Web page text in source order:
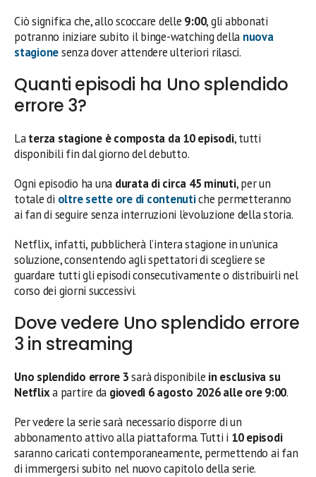
Ciò significa che, allo scoccare delle 9:00, gli abbonati
potranno iniziare subito il binge-watching della nuova
stagionesenza dover attendere ulteriori rilasci.
Quanti episodi ha Uno splendido
errore 3?
Laterza stagione è composta da 10 episodi, tutti
disponibili fin dal giorno del debutto.
Ogni episodio ha una durata di circa 45 minuti, per un
totale di oltre sette ore di contenutiche permetteranno
ai fan di seguire senza interruzioni l’evoluzione della storia.
Netflix, infatti, pubblicherà l’intera stagione in un’unica
soluzione, consentendo agli spettatori di scegliere se
guardare tutti gli episodi consecutivamente o distribuirli nel
corso dei giorni successivi.
Dove vedere Uno splendido errore
3 in streaming
Uno splendido errore 3sarà disponibile in esclusiva su
Netflixa partire da giovedì 6 agosto 2026 alle ore 9:00.
Per vedere la serie sarà necessario disporre di un
abbonamento attivo alla piattaforma. Tutti i 10 episodi
saranno caricati contemporaneamente, permettendo ai fan
di immergersi subito nel nuovo capitolo della serie.